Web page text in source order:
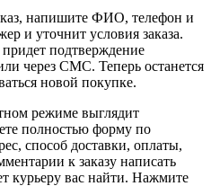
напишите ФИО, телефон и
и уточнит условия заказа.
придет подтверждение
через СМС. Теперь останется
новой покупке.
режиме выглядит
полностью форму по
способ доставки, оплаты,
к заказу написать
курьеру вас найти. Нажмите